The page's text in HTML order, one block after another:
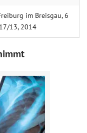
im Breisgau, 6
13, 2014